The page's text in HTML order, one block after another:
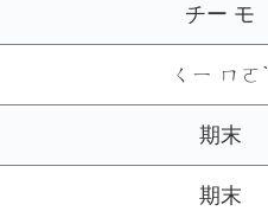
チー モ
ㄑㄧ ㄇㄛˋ
期末
期末